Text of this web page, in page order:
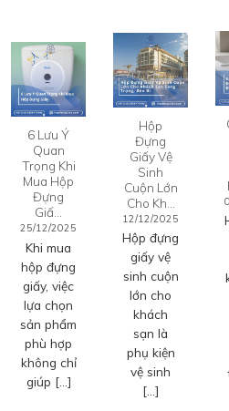
6 Lưu Ý
Quan
Trọng Khi
Mua Hộp
Đựng
Giấ…
25/12/2025
Khi mua
hộp đựng
giấy, việc
lựa chọn
sản phẩm
phù hợp
không chỉ
giúp […]
Hộp
Đựng
Giấy Vệ
Sinh
Cuộn Lớn
Cho Kh…
12/12/2025
Hộp đựng
giấy vệ
sinh cuộn
lớn cho
khách
sạn là
phụ kiện
vệ sinh
[…]